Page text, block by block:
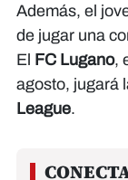
Además, el
de jugar una
El FC Lugano,
agosto, jugará
League.